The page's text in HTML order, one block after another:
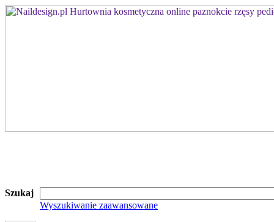
Szukaj
Wyszukiwanie zaawansowane